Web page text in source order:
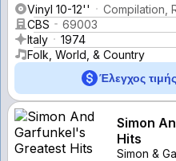
Vinyl 10-12''
Compilation,
CBS
69003
Italy
1974
Folk, World, & Country
Έλεγχος τιμής
Simon
Hits
Simon &